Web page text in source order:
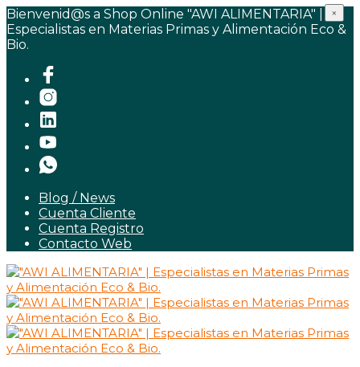
Bienvenid@s a Shop Online "AWI ALIMENTARIA" |
Especialistas en Materias Primas y Alimentación Eco &
Bio.
Blog / News
Cuenta Cliente
Cuenta Registro
Contacto Web
×